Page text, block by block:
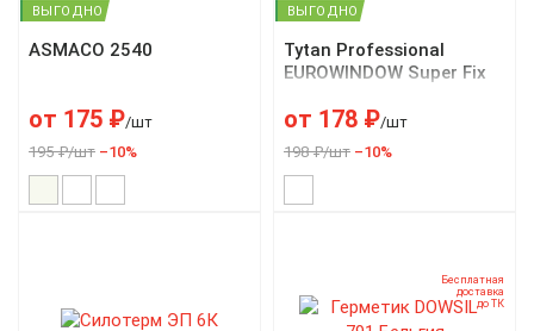
ВЫГОДНО
ASMACO 2540
от 175 ₽/шт
195 ₽/шт –10%
ВЫГОДНО
Tytan Professional
EUROWINDOW Super Fix
от 178 ₽/шт
198 ₽/шт –10%
Бесплатная
доставка
до ТК